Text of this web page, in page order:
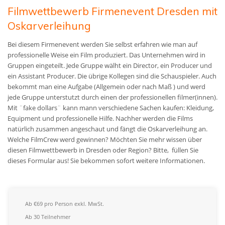
Filmwettbewerb Firmenevent Dresden mit
Oskarverleihung
Bei diesem Firmenevent werden Sie selbst erfahren wie man auf
professionelle Weise ein Film produziert. Das Unternehmen wird in
Gruppen eingeteilt. Jede Gruppe wälht ein Director, ein Producer und
ein Assistant Producer. Die übrige Kollegen sind die Schauspieler. Auch
bekommt man eine Aufgabe (Allgemein oder nach Maß ) und werd
jede Gruppe unterstutzt durch einen der professionellen filmer(innen).
Mit ¨fake dollars¨ kann mann verschiedene Sachen kaufen: Kleidung,
Equipment und professionelle Hilfe. Nachher werden die Films
natürlich zusammen angeschaut und fängt die Oskarverleihung an.
Welche FilmCrew werd gewinnen? Möchten Sie mehr wissen über
diesen Filmwettbewerb in Dresden oder Region? Bitte, füllen Sie
dieses Formular aus! Sie bekommen sofort weitere Informationen.
Ab €69 pro Person exkl. MwSt.
Ab 30 Teilnehmer